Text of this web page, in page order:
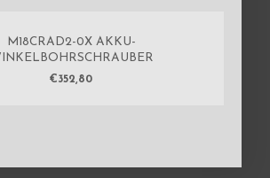
M18CRAD2-0X AKKU-
€352,80